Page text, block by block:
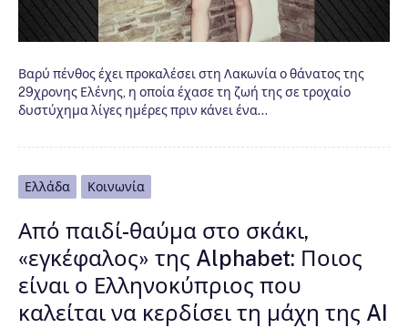
Βαρύ πένθος έχει προκαλέσει στη Λακωνία ο θάνατος της
29χρονης Ελένης, η οποία έχασε τη ζωή της σε τροχαίο
δυστύχημα λίγες ημέρες πριν κάνει ένα…
Ελλάδα Κοινωνία
Από παιδί-θαύμα στο σκάκι,
«εγκέφαλος» της Alphabet: Ποιος
είναι ο Ελληνοκύπριος που
καλείται να κερδίσει τη μάχη της AI